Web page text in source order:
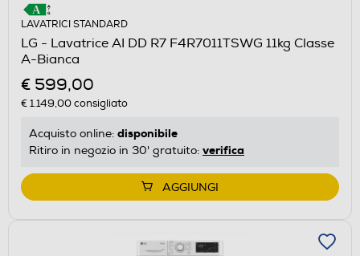
LAVATRICI STANDARD
LG - Lavatrice AI DD R7 F4R7011TSWG 11kg Classe
A-Bianca
€ 599,00
€ 1.149,00consigliato
Acquisto online: disponibile
Ritiro in negozio in 30' gratuito: verifica
AGGIUNGI